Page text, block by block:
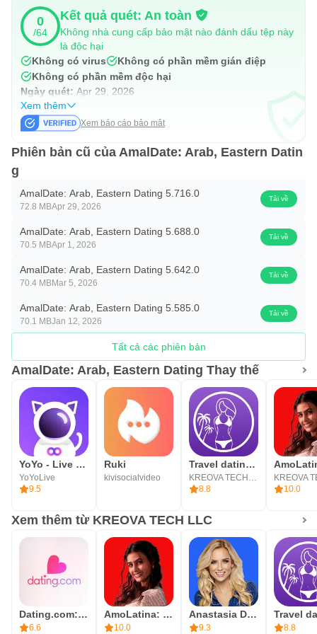
• Trò ​​chuyện trực tuyến và duy trì kết nối 24/7.
• Xem ảnh và video riêng tư.
• Gửi tin nhắn ngoại tuyến tới những người bạn yêu thích
và những người mới.
• Chia sẻ ảnh, biểu tượng mặt cười đặc biệt và quà tặng
ảo.
• Trò ​​chuyện video: xem các trận đấu của bạn một cách
chân thực.
• Sử dụng Let's Mingle để tiếp cận nhiều đối tượng cùng
🔒 Tích hợp an toàn & bảo mật
toàn 24/7. Chúng tôi đảm bảo hồ sơ đã được xác nhận,
bảo vệ quyền riêng tư và các biện pháp bảo vệ cho tất cả
người dùng. Bạn có thể tin tưởng vào đội ngũ chăm sóc
khách hàng tận tâm của chúng tôi với những vấn đề tận
tâm.
💞 AmalDate: khớp nhau trong tích tắc
Dù bạn đã chờ đợi tình yêu bao lâu, AmalDate vẫn là nơi
thân phương Đông và Ả Rập và đốt cháy tâm hồn bạn
bằng cách mai mối thực sự đầy cảm hứng!
0
/64
Kết quả quét: An toàn
Không nhà cung cấp bảo mật nào đánh dấu tệp này
là độc hại
Không có virus
Không có phần mềm gián điệp
Không có phần mềm độc hại
Ngày quét: Apr 29, 2026
Xem thêm
Xem báo cáo bảo mật
Phiên bản cũ của AmalDate: Arab, Eastern Datin
g
AmalDate: Arab, Eastern Dating 5.716.0
72.8 MBApr 29, 2026
Tải về
AmalDate: Arab, Eastern Dating 5.688.0
70.5 MBApr 1, 2026
Tải về
AmalDate: Arab, Eastern Dating 5.642.0
70.4 MBMar 5, 2026
Tải về
AmalDate: Arab, Eastern Dating 5.585.0
70.1 MBJan 12, 2026
Tải về
Tất cả các phiên bản
AmalDate: Arab, Eastern Dating Thay thế
YoYo - Live Voice&Video Chat
YoYoLive
9.5
Ruki
kivisocialvideo
Travel dating: YourTravelMates
8.8
10.0
Xem thêm từ KREOVA TECH LLC
Dating.com: Online Dating App
6.6
AmoLatina: Latin Online Dating
10.0
Anastasia Date - Meet People
9.3 8.8